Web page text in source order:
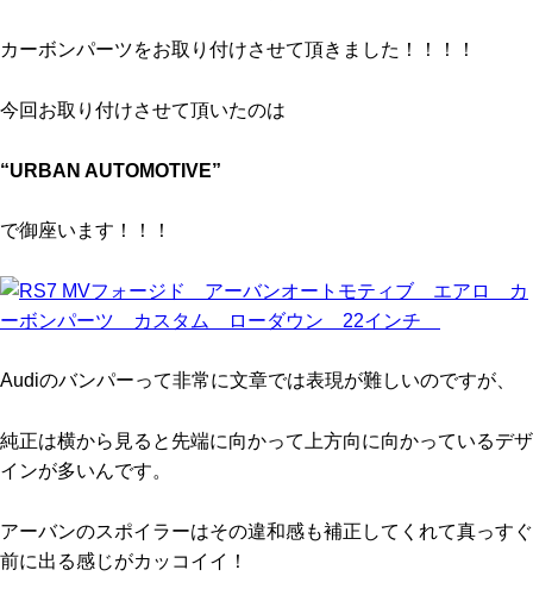
カーボンパーツをお取り付けさせて頂きました！！！！
今回お取り付けさせて頂いたのは
“URBAN AUTOMOTIVE”
で御座います！！！
Audiのバンパーって非常に文章では表現が難しいのですが、
純正は横から見ると先端に向かって上方向に向かっているデザ
インが多いんです。
アーバンのスポイラーはその違和感も補正してくれて真っすぐ
前に出る感じがカッコイイ！